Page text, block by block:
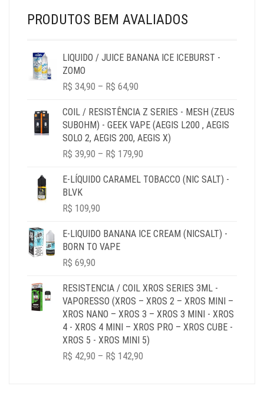
PRODUTOS BEM AVALIADOS
LIQUIDO / JUICE BANANA ICE ICEBURST -
ZOMO
R$ 34,90 – R$ 64,90
R$ 34,90
THROUGH
R$ 64,90
COIL / RESISTÊNCIA Z SERIES - MESH (ZEUS
SUBOHM) - GEEK VAPE (AEGIS L200 , AEGIS
SOLO 2, AEGIS 200, AEGIS X)
R$ 39,90 – R$ 179,90
R$ 39,90
E-LÍQUIDO CARAMEL TOBACCO (NIC SALT) -
BLVK
R$ 109,90
E-LIQUIDO BANANA ICE CREAM (NICSALT) -
BORN TO VAPE
R$ 69,90
RESISTENCIA / COIL XROS SERIES 3ML -
VAPORESSO (XROS – XROS 2 – XROS MINI –
XROS NANO – XROS 3 – XROS 3 MINI - XROS
4 - XROS 4 MINI – XROS PRO – XROS CUBE -
XROS 5 - XROS MINI 5)
R$ 42,90 – R$ 142,90